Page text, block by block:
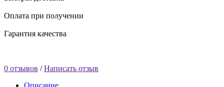
Оплата при получении
Гарантия качества
0 отзывов /Написать отзыв
Описание